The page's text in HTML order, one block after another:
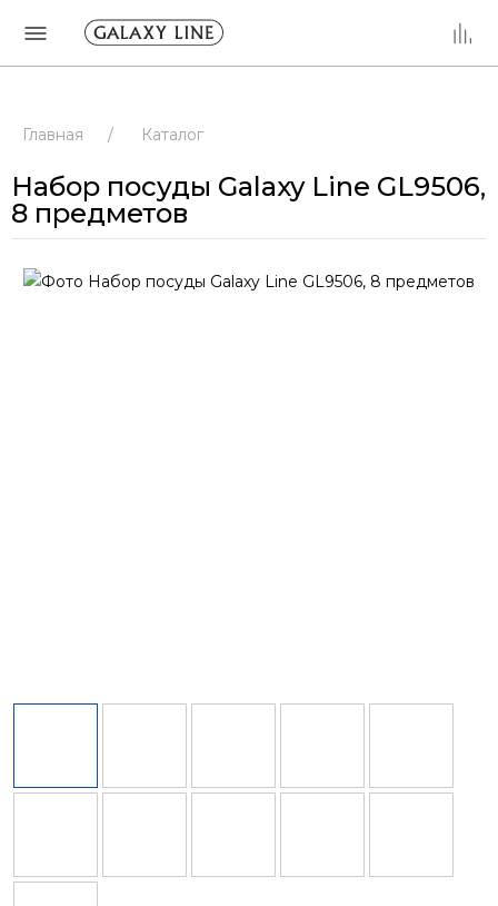
Главная / Каталог
Набор посуды Galaxy Line GL9506,
8 предметов